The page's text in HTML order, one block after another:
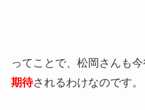
ってことで、松岡さんも今
期待されるわけなのです。